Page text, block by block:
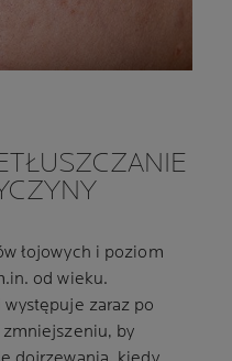
łojowych i poziom
od wieku.
zaraz po
by